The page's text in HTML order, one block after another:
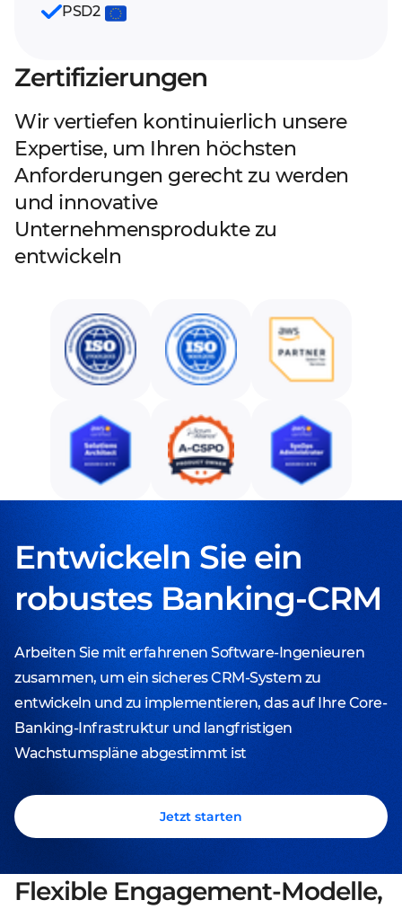
PSD2
Zertifizierungen
Wir vertiefen kontinuierlich unsere
Expertise, um Ihren höchsten
Anforderungen gerecht zu werden
und innovative
Unternehmensprodukte zu
entwickeln
Entwickeln Sie ein
robustes Banking-CRM
Arbeiten Sie mit erfahrenen Software-Ingenieuren
zusammen, um ein sicheres CRM-System zu
entwickeln und zu implementieren, das auf Ihre Core-
Banking-Infrastruktur und langfristigen
Wachstumspläne abgestimmt ist
Jetzt starten
Flexible Engagement-Modelle,